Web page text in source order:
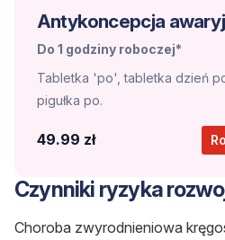
Antykoncepcja
Do 1 godziny roboczej*
Tabletka 'po', tabletka dzień
pigułka po.
49.99 zł
Czynniki ryzyka
Choroba zwyrodnieniowa